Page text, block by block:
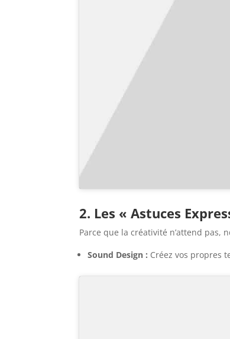
2. Les « Astuces
Parce que la créativité n’attend
Sound Design : Créez vos propres